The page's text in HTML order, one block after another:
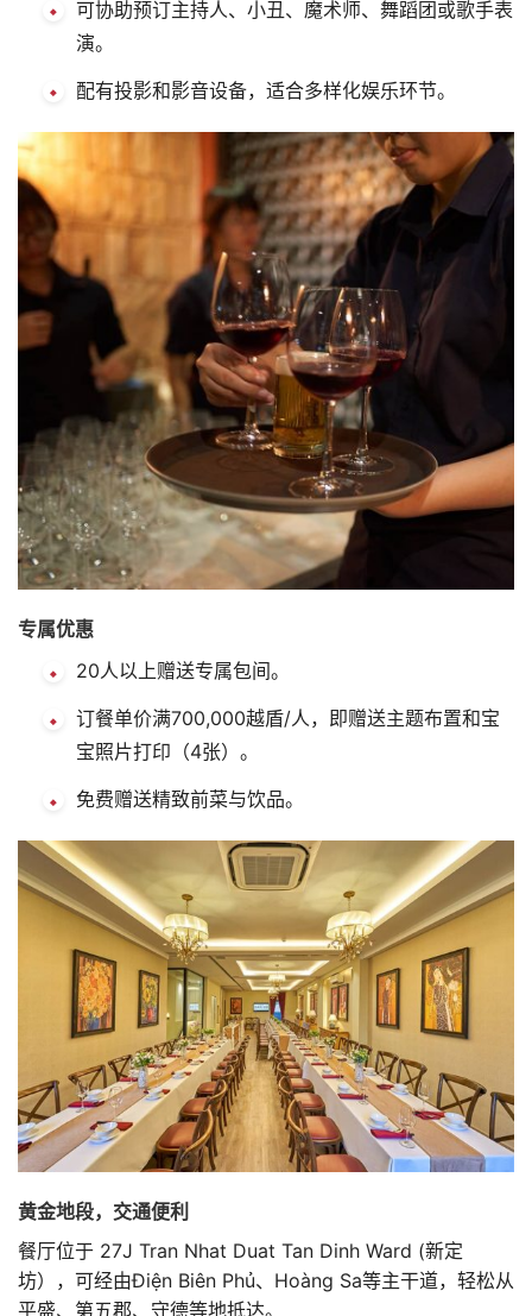
可协助预订主持人、小丑、魔术师、舞蹈团或歌手表
演。
配有投影和影音设备，适合多样化娱乐环节。
专属优惠
20人以上赠送专属包间。
订餐单价满700,000越盾/人，即赠送主题布置和宝
宝照片打印（4张）。
免费赠送精致前菜与饮品。
黄金地段，交通便利
餐厅位于 27J Tran Nhat Duat Tan Dinh Ward (新定
坊），可经由Điện Biên Phủ、Hoàng Sa等主干道，轻松从
平盛、第五郡、守德等地抵达。